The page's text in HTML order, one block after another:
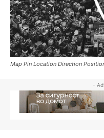
Map Pin Location Direction
-